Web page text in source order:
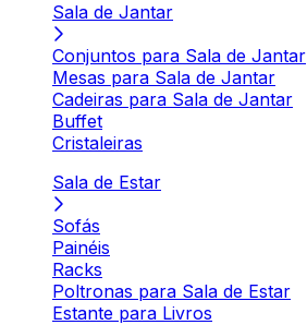
Sala de Jantar
Conjuntos para Sala de Jantar
Mesas para Sala de Jantar
Cadeiras para Sala de Jantar
Buffet
Cristaleiras
Sala de Estar
Sofás
Painéis
Racks
Poltronas para Sala de Estar
Estante para Livros